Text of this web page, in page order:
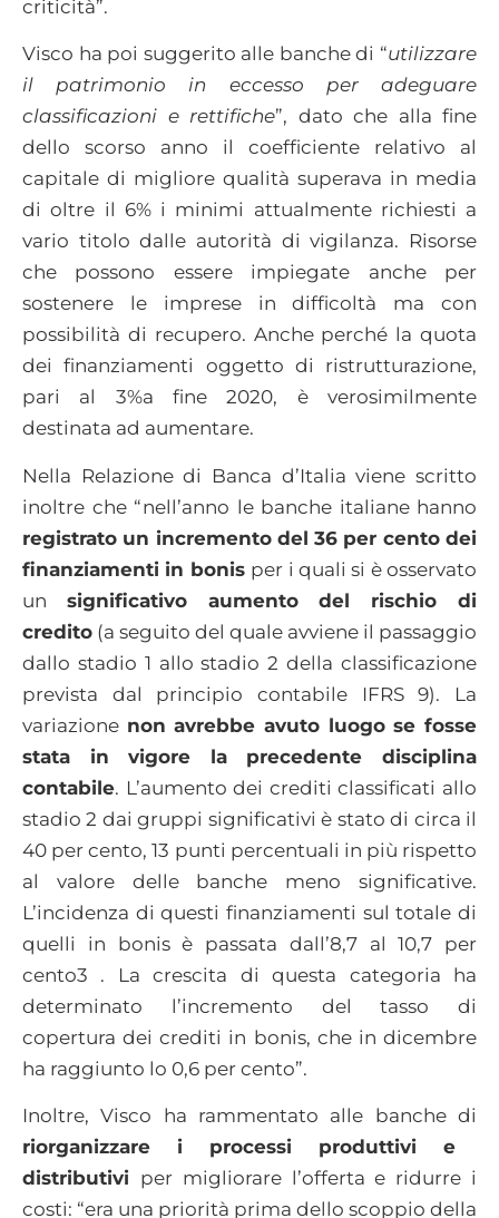
criticità”.
Visco ha poi suggerito alle banche di “utilizzare
il patrimonio in eccesso per adeguare
classificazioni e rettifiche”, dato che alla fine
dello scorso anno il coefficiente relativo al
capitale di migliore qualità superava in media
di oltre il 6% i minimi attualmente richiesti a
vario titolo dalle autorità di vigilanza. Risorse
che possono essere impiegate anche per
sostenere le imprese in difficoltà ma con
possibilità di recupero. Anche perché la quota
dei finanziamenti oggetto di ristrutturazione,
pari al 3%a fine 2020, è verosimilmente
destinata ad aumentare.
Nella Relazione di Banca d’Italia viene scritto
inoltre che “nell’anno le banche italiane hanno
registrato un incremento del 36 per cento dei
finanziamenti in bonis per i quali si è osservato
un significativo aumento del rischio di
credito (a seguito del quale avviene il passaggio
dallo stadio 1 allo stadio 2 della classificazione
prevista dal principio contabile IFRS 9). La
variazione non avrebbe avuto luogo se fosse
stata in vigore la precedente disciplina
contabile. L’aumento dei crediti classificati allo
stadio 2 dai gruppi significativi è stato di circa il
40 per cento, 13 punti percentuali in più rispetto
al valore delle banche meno significative.
L’incidenza di questi finanziamenti sul totale di
quelli in bonis è passata dall’8,7 al 10,7 per
cento3 . La crescita di questa categoria ha
determinato l’incremento del tasso di
copertura dei crediti in bonis, che in dicembre
ha raggiunto lo 0,6 per cento”.
Inoltre, Visco ha rammentato alle banche di
riorganizzare i processi produttivi e
distributivi per migliorare l’offerta e ridurre i
costi: “era una priorità prima dello scoppio della